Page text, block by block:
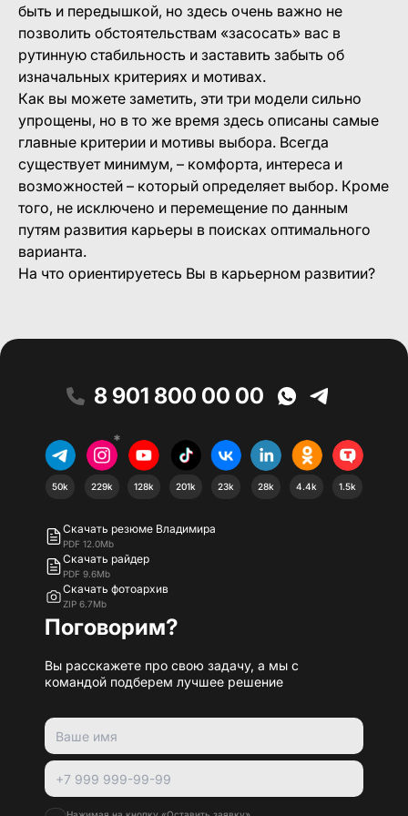
быть и передышкой, но здесь очень важно не
позволить обстоятельствам «засосать» вас в
рутинную стабильность и заставить забыть об
изначальных критериях и мотивах.
Как вы можете заметить, эти три модели сильно
упрощены, но в то же время здесь описаны самые
главные критерии и мотивы выбора. Всегда
существует минимум, – комфорта, интереса и
возможностей – который определяет выбор. Кроме
того, не исключено и перемещение по данным
путям развития карьеры в поисках оптимального
варианта.
На что ориентируетесь Вы в карьерном развитии?
8 901 800 00 00
50k
*
229k 128k 201k 23k 28k 4.4k 1.5k
Скачать резюме Владимира
PDF 12.0Mb
Скачать райдер
PDF 9.6Mb
Скачать фотоархив
ZIP 6.7Mb
Поговорим?
Вы расскажете про свою задачу, а мы с
командой подберем лучшее решение